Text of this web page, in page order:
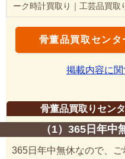
ーク時計買取り｜工芸品買取
骨董品買取センタ
掲載内容に
骨董品買取りセン
（1）365日年中
365日年中無休なので、ご